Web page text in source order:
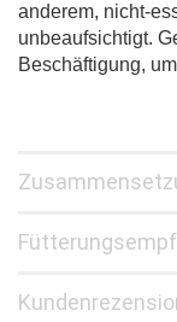
anderem, nicht-
unbeaufsichtigt.
Beschäftigung,